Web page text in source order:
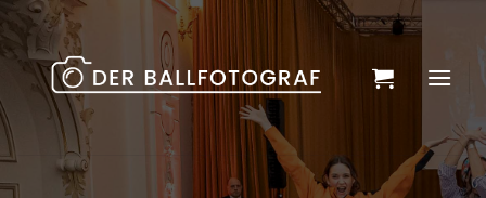
Zum
Inhalt
springen